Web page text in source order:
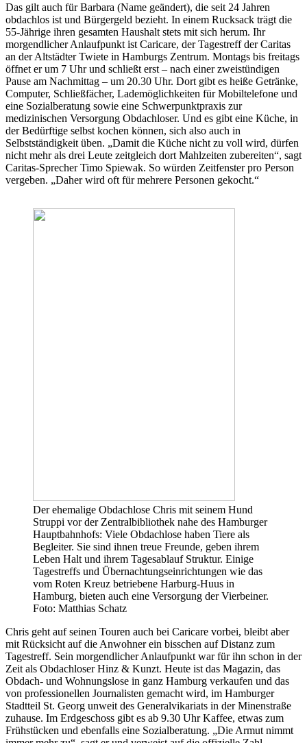
Das gilt auch für Barbara (Name geändert), die seit 24 Jahren
obdachlos ist und Bürgergeld bezieht. In einem Rucksack trägt die
55-Jährige ihren gesamten Haushalt stets mit sich herum. Ihr
morgendlicher Anlaufpunkt ist Caricare, der Tagestreff der Caritas
an der Altstädter Twiete in Hamburgs Zentrum. Montags bis freitags
öffnet er um 7 Uhr und schließt erst – nach einer zweistündigen
Pause am Nachmittag – um 20.30 Uhr. Dort gibt es heiße Getränke,
Computer, Schließfächer, Lademöglichkeiten für Mobiltelefone und
eine Sozialberatung sowie eine Schwerpunktpraxis zur
medizinischen Versorgung Obdachloser. Und es gibt eine Küche, in
der Bedürftige selbst kochen können, sich also auch in
Selbstständigkeit üben. „Damit die Küche nicht zu voll wird, dürfen
nicht mehr als drei Leute zeitgleich dort Mahlzeiten zubereiten“, sagt
Caritas-Sprecher Timo Spiewak. So würden Zeitfenster pro Person
vergeben. „Daher wird oft für mehrere Personen gekocht.“
Der ehemalige Obdachlose Chris mit seinem Hund
Struppi vor der Zentralbibliothek nahe des Hamburger
Hauptbahnhofs: Viele Obdachlose haben Tiere als
Begleiter. Sie sind ihnen treue Freunde, geben ihrem
Leben Halt und ihrem Tagesablauf Struktur. Einige
Tagestreffs und Übernachtungseinrichtungen wie das
vom Roten Kreuz betriebene Harburg-Huus in
Hamburg, bieten auch eine Versorgung der Vierbeiner.
Foto: Matthias Schatz
Chris geht auf seinen Touren auch bei Caricare vorbei, bleibt aber
mit Rücksicht auf die Anwohner ein bisschen auf Distanz zum
Tagestreff. Sein morgendlicher Anlaufpunkt war für ihn schon in der
Zeit als Obdachloser Hinz & Kunzt. Heute ist das Magazin, das
Obdach- und Wohnungslose in ganz Hamburg verkaufen und das
von professionellen Journalisten gemacht wird, im Hamburger
Stadtteil St. Georg unweit des Generalvikariats in der Minenstraße
zuhause. Im Erdgeschoss gibt es ab 9.30 Uhr Kaffee, etwas zum
Frühstücken und ebenfalls eine Sozialberatung. „Die Armut nimmt